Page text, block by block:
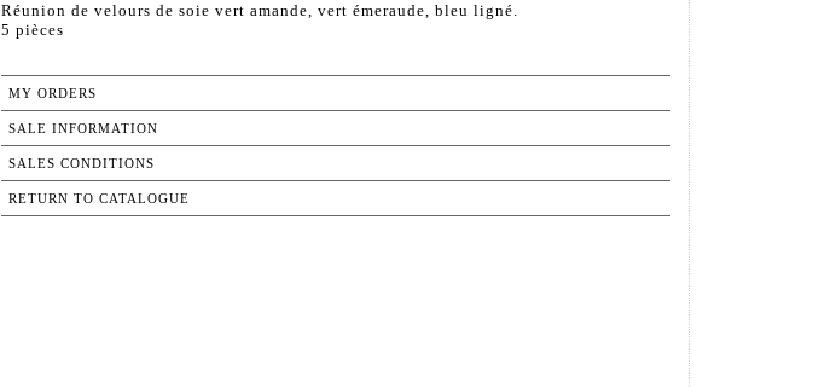
Réunion de velours de soie vert amande, vert émeraude, bleu ligné.
5 pièces
MY ORDERS
SALE INFORMATION
SALES CONDITIONS
RETURN TO CATALOGUE